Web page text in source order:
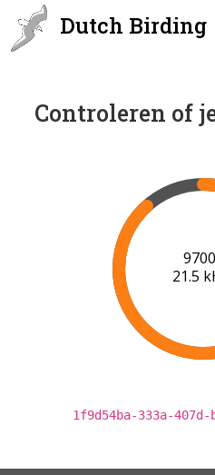
Dutch Birding
Controleren of
21.5
1f9d54ba-333a-407d-